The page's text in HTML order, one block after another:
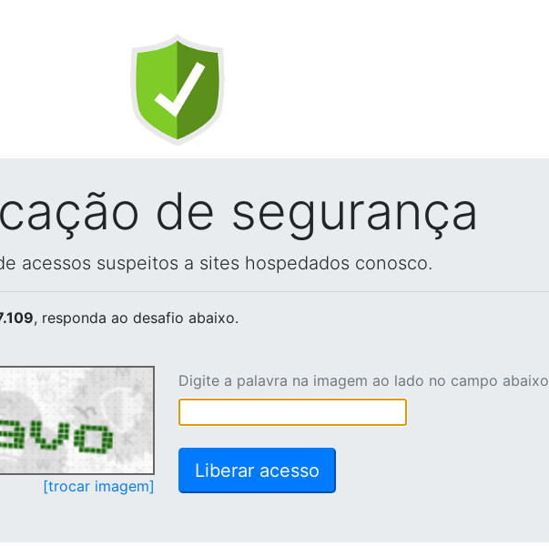
de segurança
acessos suspeitos a sites hospedados conosco.
, responda ao desafio abaixo.
[trocar imagem]
Digite a palavra na imagem ao lado no campo abaixo